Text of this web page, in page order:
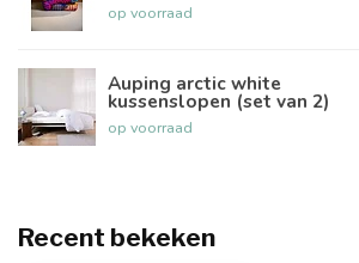
op voorraad
Auping arctic white
kussenslopen (set van 2)
op voorraad
Recent bekeken